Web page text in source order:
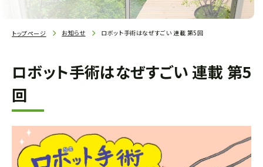
トップページ お知らせ ロボット手術はなぜすごい 連載 第5回
ロボット手術はなぜすごい 連載 第5
回